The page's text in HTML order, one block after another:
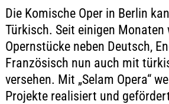
Die Komische Oper in Berlin
Türkisch. Seit einigen Monaten
Opernstücke neben Deutsch,
Französisch nun auch mit
versehen. Mit „Selam Opera“
Projekte realisiert und